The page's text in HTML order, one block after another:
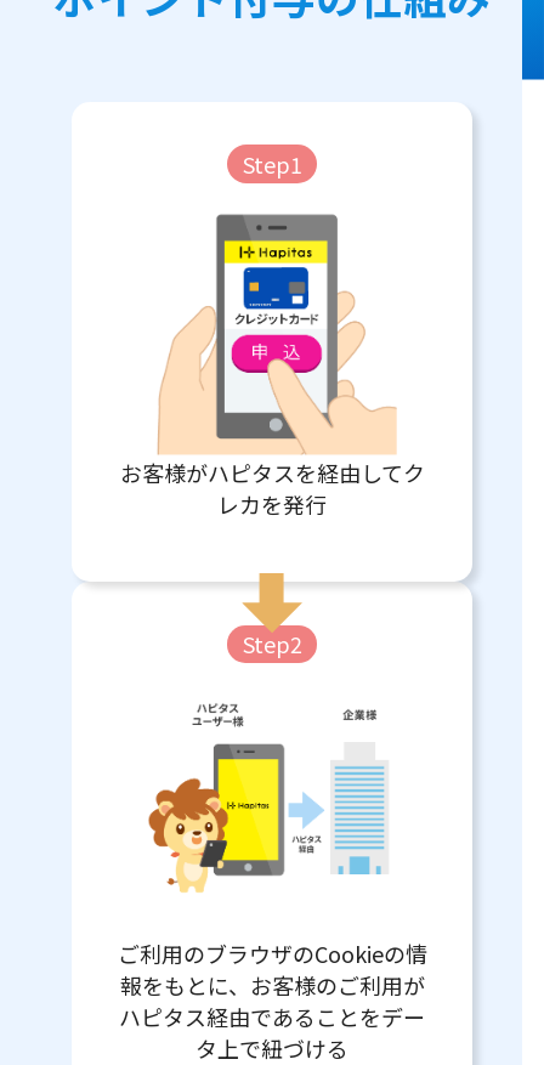
Step1
お客様がハピタスを経由してク
レカを発行
Step2
ご利用のブラウザのCookieの情
報をもとに、お客様のご利用が
ハピタス経由であることをデー
タ上で紐づける